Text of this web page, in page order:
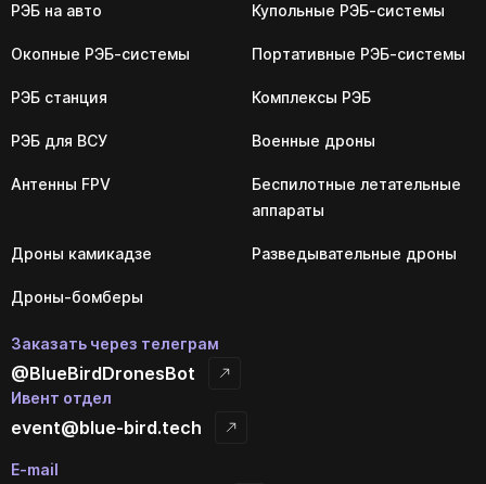
РЭБ на авто Купольные РЭБ-системы
Окопные РЭБ-системы Портативные РЭБ-системы
РЭБ станция Комплексы РЭБ
РЭБ для ВСУ Военные дроны
Антенны FPV
Беспилотные летательные
аппараты
Дроны камикадзе Разведывательные дроны
Дроны-бомберы
Заказать через телеграм
@BlueBirdDronesBot
Ивент отдел
event@blue-bird.tech
E-mail